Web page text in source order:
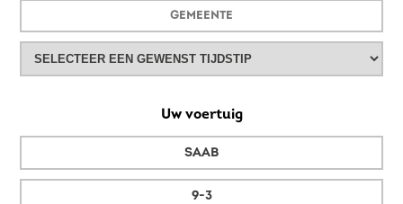
Uw voertuig
SAAB
9-3